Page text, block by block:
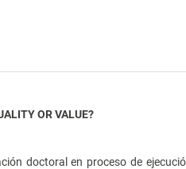
OR VALUE?
doctoral en proceso de